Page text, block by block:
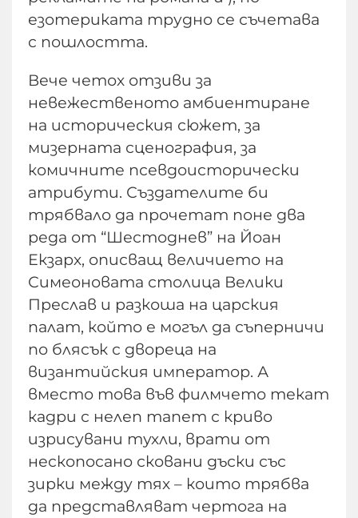
езотериката трудно се съчетава
с пошлостта.
Вече четох отзиви за
невежественото амбиентиране
на историческия сюжет, за
мизерната сценография, за
комичните псевдоисторически
атрибути. Създателите би
трябвало да прочетат поне два
реда от “Шестоднев” на Йоан
Екзарх, описващ величието на
Симеоновата столица Велики
Преслав и разкоша на царския
палат, който е могъл да съперничи
по блясък с двореца на
византийския император. А
вместо това във филмчето текат
кадри с нелеп тапет с криво
изрисувани тухли, врати от
нескопосано сковани дъски със
зирки между тях – които трябва
да представляват чертога на